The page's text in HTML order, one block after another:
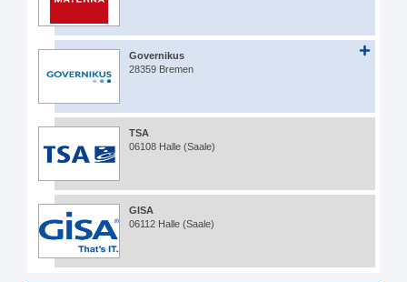
Governikus
28359 Bremen
TSA
06108 Halle (Saale)
GISA
06112 Halle (Saale)